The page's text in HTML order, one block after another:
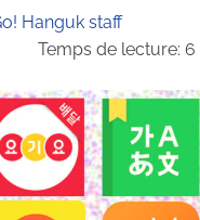
Hanguk staff
Temps de lecture: 6